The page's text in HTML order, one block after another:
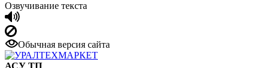
Озвучивание текста
Обычная версия сайта
АСУ ТП